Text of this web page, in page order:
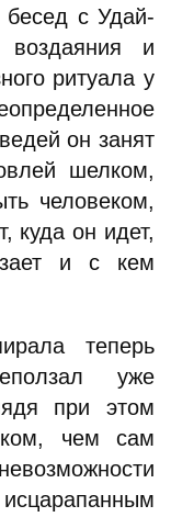
бесед с Удай-
и
ритуала у
он занят
шелком,
человеком,
куда он идет,
и с кем
теперь
уже
при этом
чем сам